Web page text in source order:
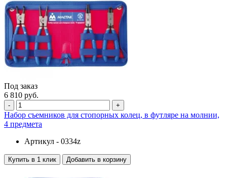
Под заказ
6 810 руб.
- +
Набор съемников для стопорных колец, в футляре на молнии,
4 предмета
Артикул - 0334z
Купить в 1 клик Добавить в корзину